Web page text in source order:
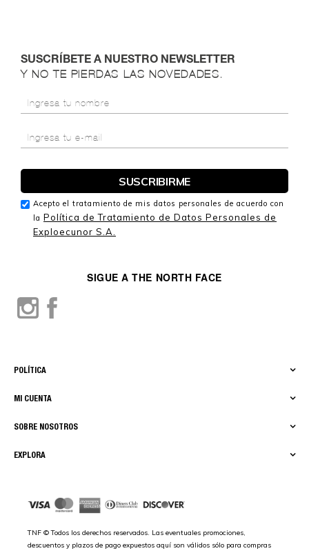
EXPLORA
SOBRE NOSOTROS
MI CUENTA
POLÍTICA
SIGUE A THE NORTH FACE
TNF © Todos los derechos reservados. Las eventuales promociones,
descuentos y plazos de pago expuestos aquí son válidos sólo para compras
SUSCRÍBETE A NUESTRO NEWSLETTER
Y NO TE PIERDAS LAS NOVEDADES.
Acepto el tratamiento de mis datos personales de acuerdo con
la Política de Tratamiento de Datos Personales de
Exploecunor S.A.